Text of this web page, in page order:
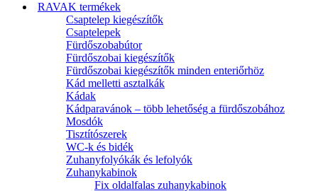
RAVAK termékek
Csaptelep kiegészítők
Csaptelepek
Fürdőszobabútor
Fürdőszobai kiegészítők
Fürdőszobai kiegészítők minden enteriőrhöz
Kád melletti asztalkák
Kádak
Kádparavánok – több lehetőség a fürdőszobához
Mosdók
Tisztítószerek
WC-k és bidék
Zuhanyfolyókák és lefolyók
Zuhanykabinok
Fix oldalfalas zuhanykabinok